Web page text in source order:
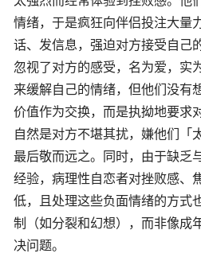
情绪，于是疯狂向伴侣投注大量
话、发信息，强迫对方接受自己
忽视了对方的感受，名为爱，实
来缓解自己的情绪，但他们没有
价值作为交换，而是执拗地要求
自然是对方不堪其扰，嫌他们「
最后敬而远之。同时，由于缺乏
经验，病理性自恋者对挫败感、
低，且处理这些负面情绪的方式
制（如分裂和幻想），而非像成
决问题。